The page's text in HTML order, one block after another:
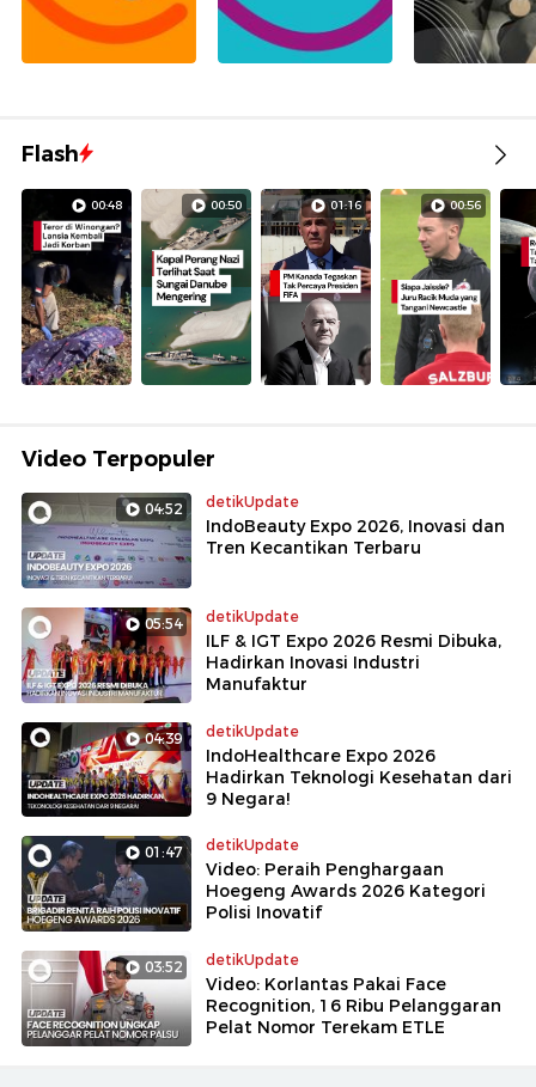
Flash
00:48 00:50 01:16 00:56
Video Terpopuler
04:52 detikUpdate
IndoBeauty Expo 2026, Inovasi dan
Tren Kecantikan Terbaru
05:54 detikUpdate
ILF & IGT Expo 2026 Resmi Dibuka,
Hadirkan Inovasi Industri
Manufaktur
04:39 detikUpdate
IndoHealthcare Expo 2026
Hadirkan Teknologi Kesehatan dari
9 Negara!
01:47 detikUpdate
Video: Peraih Penghargaan
Hoegeng Awards 2026 Kategori
Polisi Inovatif
03:52 detikUpdate
Video: Korlantas Pakai Face
Recognition, 16 Ribu Pelanggaran
Pelat Nomor Terekam ETLE